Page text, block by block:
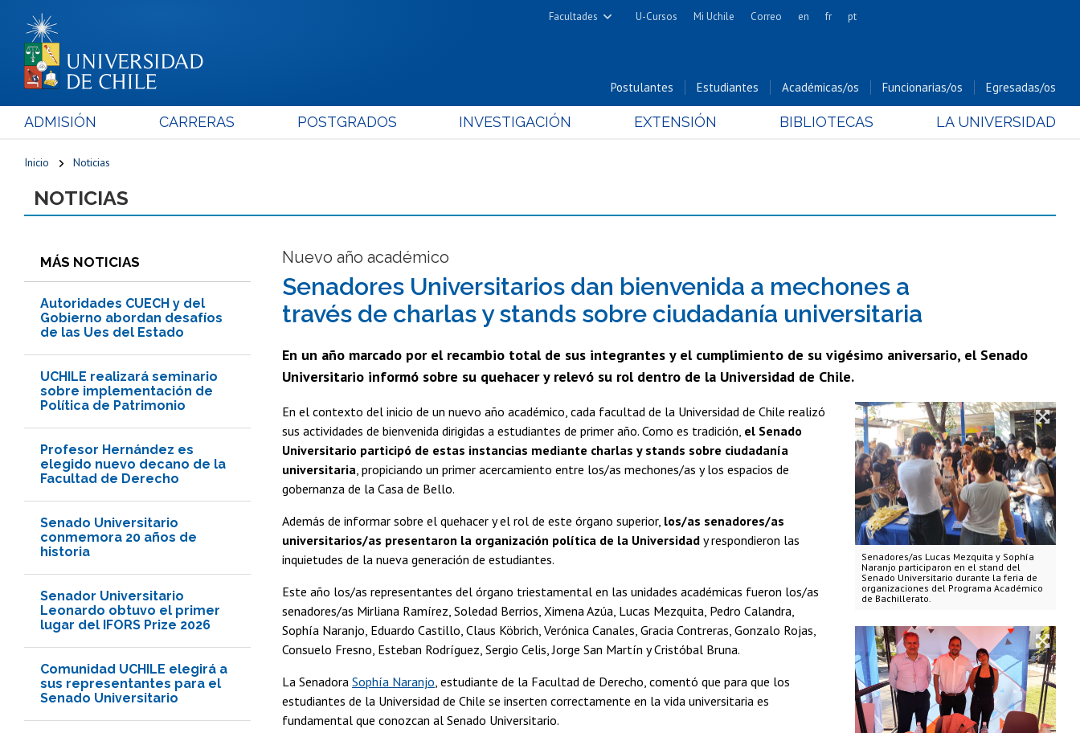
Facultades
Cs. Físicas y Matemáticas
Cs. Forestales y Conservación
Cs. Químicas y Farmacéuticas
Cs. Sociales
Nutrición y Tecnología de
Alimentos
Bachillerato
Hospital Clínico
U-Cursos Mi Uchile Correo en fr pt
Postulantes Estudiantes Académicas/os Funcionarias/os Egresadas/os
ADMISIÓN CARRERAS POSTGRADOS INVESTIGACIÓN EXTENSIÓN BIBLIOTECAS LA UNIVERSIDAD
Inicio Noticias
NOTICIAS
MÁS NOTICIAS
Autoridades CUECH y del
Gobierno abordan desafíos
de las Ues del Estado
UCHILE realizará seminario
sobre implementación de
Política de Patrimonio
Profesor Hernández es
elegido nuevo decano de la
Facultad de Derecho
Senado Universitario
conmemora 20 años de
historia
Senador Universitario
Leonardo obtuvo el primer
lugar del IFORS Prize 2026
Comunidad UCHILE elegirá a
sus representantes para el
Senado Universitario
Nuevo año académico
Senadores Universitarios dan bienvenida a mechones a
través de charlas y stands sobre ciudadanía universitaria
En un año marcado por el recambio total de sus integrantes y el cumplimiento de su vigésimo aniversario, el Senado
Universitario informó sobre su quehacer y relevó su rol dentro de la Universidad de Chile.
Senadores/as Lucas Mezquita y Sophía
Naranjo participaron en el stand del
Senado Universitario durante la feria de
organizaciones del Programa Académico
de Bachillerato.
En el contexto del inicio de un nuevo año académico, cada facultad de la Universidad de Chile realizó
sus actividades de bienvenida dirigidas a estudiantes de primer año. Como es tradición, el Senado
Universitario participó de estas instancias mediante charlas y stands sobre ciudadanía
universitaria , propiciando un primer acercamiento entre los/as mechones/as y los espacios de
gobernanza de la Casa de Bello.
Además de informar sobre el quehacer y el rol de este órgano superior, los/as senadores/as
universitarios/as presentaron la organización política de la Universidad y respondieron las
inquietudes de la nueva generación de estudiantes.
Este año los/as representantes del órgano triestamental en las unidades académicas fueron los/as
senadores/as Mirliana Ramírez, Soledad Berrios, Ximena Azúa, Lucas Mezquita, Pedro Calandra,
Sophía Naranjo, Eduardo Castillo, Claus Köbrich, Verónica Canales, Gracia Contreras, Gonzalo Rojas,
Consuelo Fresno, Esteban Rodríguez, Sergio Celis, Jorge San Martín y Cristóbal Bruna.
La Senadora Sophía Naranjo , estudiante de la Facultad de Derecho, comentó que para que los
estudiantes de la Universidad de Chile se inserten correctamente en la vida universitaria es
fundamental que conozcan al Senado Universitario.